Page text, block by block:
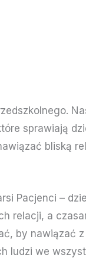
sprawiają
bliską
Pacjenci –
relacji, a
by
ludzi we